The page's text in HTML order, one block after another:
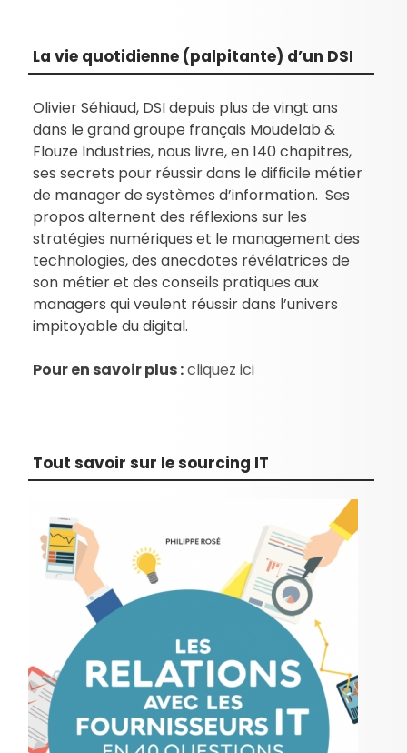
La vie quotidienne (palpitante) d’un DSI
Olivier Séhiaud, DSI depuis plus de vingt ans
dans le grand groupe français Moudelab &
Flouze Industries, nous livre, en 140 chapitres,
ses secrets pour réussir dans le difficile métier
de manager de systèmes d’information. Ses
propos alternent des réflexions sur les
stratégies numériques et le management des
technologies, des anecdotes révélatrices de
son métier et des conseils pratiques aux
managers qui veulent réussir dans l’univers
impitoyable du digital.
Pour en savoir plus :cliquez ici
Tout savoir sur le sourcing IT